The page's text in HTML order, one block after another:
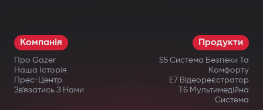
відсутні, відеореєстратор активується
при ударі або русі.
Офіційна гарантія. Придбавши
відеореєстратор Gazer, ви отримуєте
Компанія
Про Gazer
Наша Історія
Прес-Центр
Зв’язатись З Нами
Продукти
S5 Система Безпеки Та
Комфорту
E7 Відеореєстратор
T6 Мультимедійна
Система